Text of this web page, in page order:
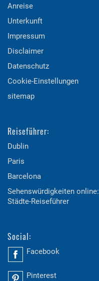
Anreise
Unterkunft
Impressum
Disclaimer
Datenschutz
Cookie-Einstellungen
sitemap
Reiseführer:
Dublin
Paris
Barcelona
Sehenswürdigkeiten online:
Städte-Reiseführer
Social:
Facebook
Pinterest